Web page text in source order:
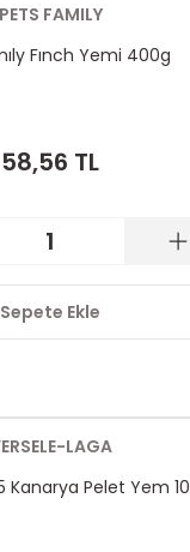
PETS FAMILY
Fınch Yemi 400g
58,56 TL
Sepete Ekle
LAGA
Kanarya Pelet Yem